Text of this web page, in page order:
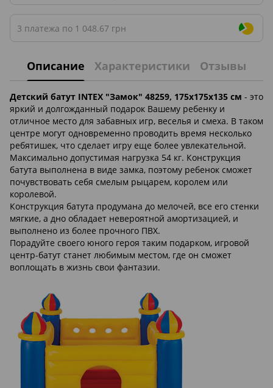
3 платежа по 1 048.67 грн
Описание Характеристики Отзывы
Детский батут INTEX "Замок" 48259, 175x175x135 см - это
яркий и долгожданный подарок Вашему ребенку и
отличное место для забавных игр, веселья и смеха. В таком
центре могут одновременно проводить время несколько
ребятишек, что сделает игру еще более увлекательной.
Максимально допустимая нагрузка 54 кг. Конструкция
батута выполнена в виде замка, поэтому ребенок сможет
почувствовать себя смелым рыцарем, королем или
королевой.
Конструкция батута продумана до мелочей, все его стенки
мягкие, а дно обладает невероятной амортизацией, и
выполнено из более прочного ПВХ.
Порадуйте своего юного героя таким подарком, игровой
центр-батут станет любимым местом, где он сможет
воплощать в жизнь свои фантазии.